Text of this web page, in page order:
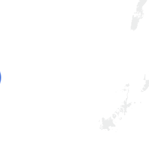
을 것으로 예상됩니다.